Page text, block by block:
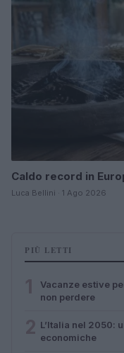
Caldo record in
Luca Bellini · 1 Ago 2026
PIÙ LETTI
Vacanze estive
non perdere
L’Italia nel 2050:
economiche